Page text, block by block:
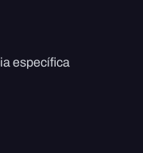
específica